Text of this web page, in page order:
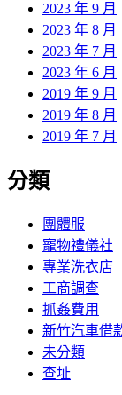
2023 年 9 月
2023 年 8 月
2023 年 7 月
2023 年 6 月
2019 年 9 月
2019 年 8 月
2019 年 7 月
分類
團體服
寵物禮儀社
專業洗衣店
工商調查
抓姦費用
新竹汽車借
未分類
查址